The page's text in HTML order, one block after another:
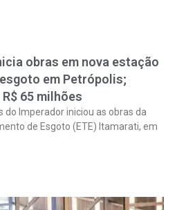
obras em nova estação
em Petrópolis;
65 milhões
do Imperador iniciou as obras da
de Esgoto (ETE) Itamarati, em